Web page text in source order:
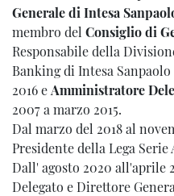
Generale di Intesa
membro del Consiglio di
Responsabile della
Banking di Intesa
2016 eAmministratore
2007 a marzo 2015.
Dal marzo del 2018 al
Presidente della Lega Serie
Dall' agosto 2020 all'aprile
Delegato e Direttore